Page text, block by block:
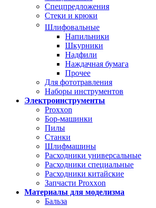
Спецпредложения
Стеки и крюки
Шлифовальные
Напильники
Шкурники
Надфили
Наждачная бумага
Прочее
Для фототравления
Наборы инструментов
Электроинструменты
Proxxon
Бор-машинки
Пилы
Станки
Шлифмашины
Расходники универсальные
Расходники специальные
Расходники китайские
Запчасти Proxxon
Материалы для моделизма
Бальза